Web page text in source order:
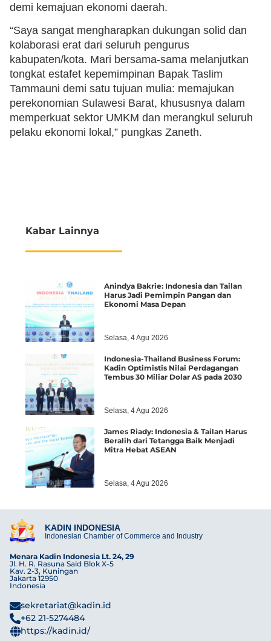
demi kemajuan ekonomi daerah.
“Saya sangat mengharapkan dukungan solid dan
kolaborasi erat dari seluruh pengurus
kabupaten/kota. Mari bersama-sama melanjutkan
tongkat estafet kepemimpinan Bapak Taslim
Tammauni demi satu tujuan mulia: memajukan
perekonomian Sulawesi Barat, khususnya dalam
memperkuat sektor UMKM dan merangkul seluruh
pelaku ekonomi lokal,” pungkas Zaneth.
Kabar Lainnya
Anindya Bakrie: Indonesia dan Tailan
Harus Jadi Pemimpin Pangan dan
Ekonomi Masa Depan
Selasa, 4 Agu 2026
Indonesia-Thailand Business Forum:
Kadin Optimistis Nilai Perdagangan
Tembus 30 Miliar Dolar AS pada 2030
Selasa, 4 Agu 2026
James Riady: Indonesia & Tailan Harus
Beralih dari Tetangga Baik Menjadi
Mitra Hebat ASEAN
Selasa, 4 Agu 2026
KADIN INDONESIA
Indonesian Chamber of Commerce and Industry
Menara Kadin Indonesia Lt. 24, 29
Jl. H. R. Rasuna Said Blok X-5
Kav. 2-3, Kuningan
Jakarta 12950
Indonesia
sekretariat@kadin.id
+62 21-5274484
https://kadin.id/